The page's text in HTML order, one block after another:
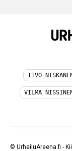
IIVO
VILMA
© UrheiluAreena.fi -